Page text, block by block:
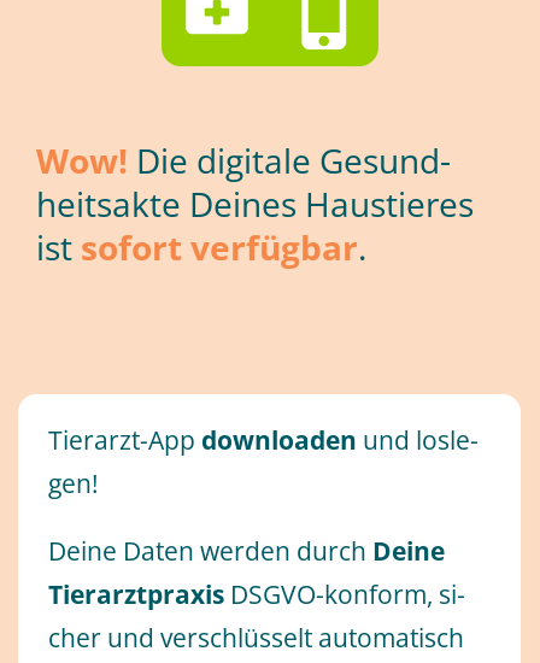
Wow! Die di­gi­ta­le Ge­sund­
heits­ak­te Dei­nes Haus­tie­res
ist so­fort verfügbar.
Tier­arzt-App down­loa­den und los­le­
gen!
Dei­ne Da­ten wer­den durch Dei­ne
Tier­arzt­pra­xis DSGVO-kon­form, si­
cher und verschlüsselt au­to­ma­tisch